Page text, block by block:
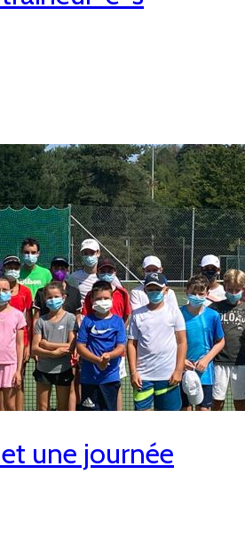
une journée